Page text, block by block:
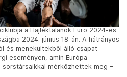
a Hajléktalanok Euro 2024-es
2024. június 18-án. A hátrányos
és menekültekből álló csapat
eseményen, amin Európa
mérkőzhettek meg –